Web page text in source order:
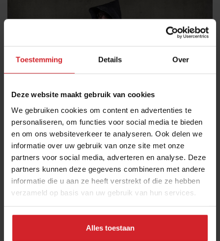
Toestemming Details Over
Deze website maakt gebruik van cookies
We gebruiken cookies om content en advertenties te
personaliseren, om functies voor social media te bieden
en om ons websiteverkeer te analyseren. Ook delen we
informatie over uw gebruik van onze site met onze
partners voor social media, adverteren en analyse. Deze
partners kunnen deze gegevens combineren met andere
informatie die u aan ze heeft verstrekt of die ze hebben
verzameld op basis van uw gebruik van hun services.
Alles toestaan
G-Star kleedt brouwers van La Trappe
Verder: zakennieuws over Giphart & De Beren-oprichter en
14 december 2021 | 2 min
Foodservice Innovatie